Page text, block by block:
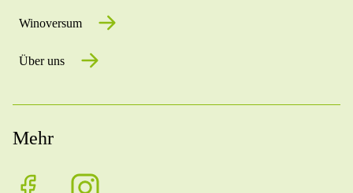
Winoversum
Über uns
Mehr